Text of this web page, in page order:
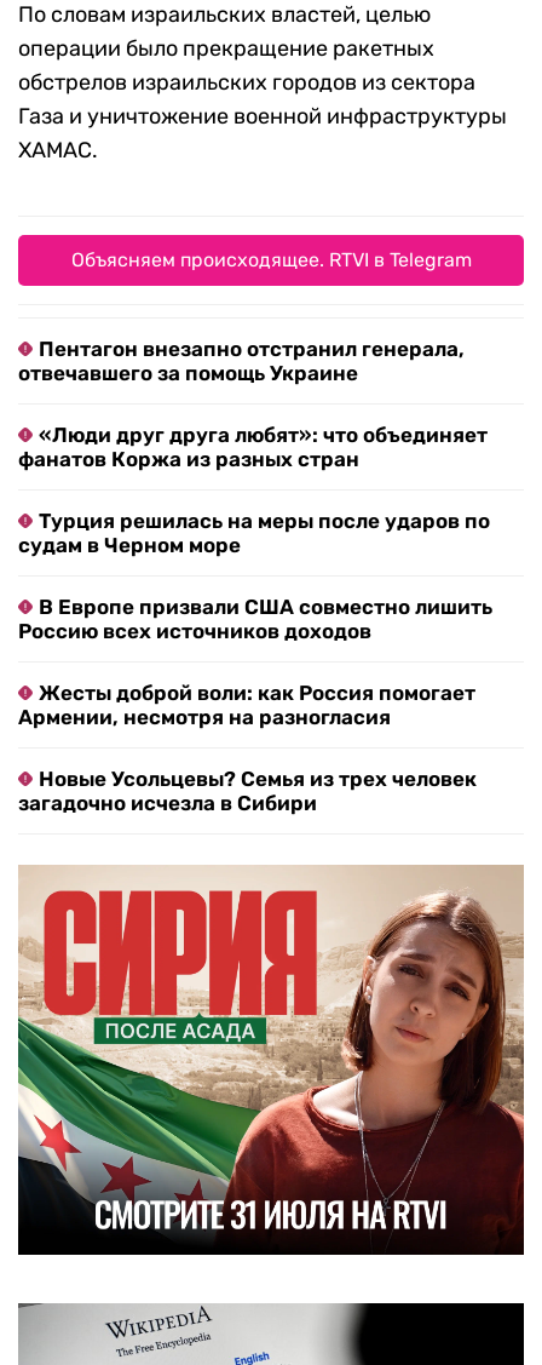
По словам израильских властей, целью
операции было прекращение ракетных
обстрелов израильских городов из сектора
Газа и уничтожение военной инфраструктуры
ХАМАС.
Объясняем происходящее. RTVI в Telegram
Пентагон внезапно отстранил генерала,
отвечавшего за помощь Украине
«Люди друг друга любят»: что объединяет
фанатов Коржа из разных стран
Турция решилась на меры после ударов по
судам в Черном море
В Европе призвали США совместно лишить
Россию всех источников доходов
Жесты доброй воли: как Россия помогает
Армении, несмотря на разногласия
Новые Усольцевы? Семья из трех человек
загадочно исчезла в Сибири